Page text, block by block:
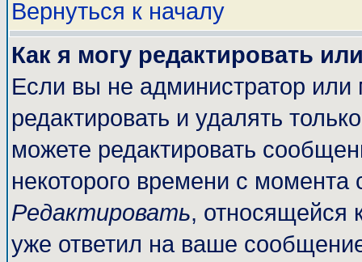
Вернуться к началу
Как я могу редактировать
Если вы не администратор
редактировать и удалять
можете редактировать
некоторого времени с
Редактировать, относящейся
уже ответил на ваше